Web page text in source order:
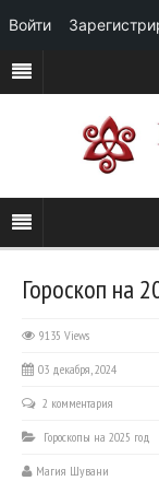
Гороскоп на
9135 Views
03 декабря, 2024
2 комментария
Гороскопы на 2025 год
Магия Шувани
Войти